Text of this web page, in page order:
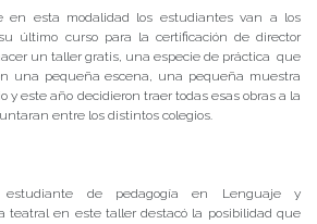
en esta modalidad los estudiantes van a los
último curso para la certificación de director
un taller gratis, una especie de práctica que
una pequeña escena, una pequeña muestra
y este año decidieron traer todas esas obras a la
entre los distintos colegios.
estudiante de pedagogía en Lenguaje y
teatral en este taller destacó la posibilidad que